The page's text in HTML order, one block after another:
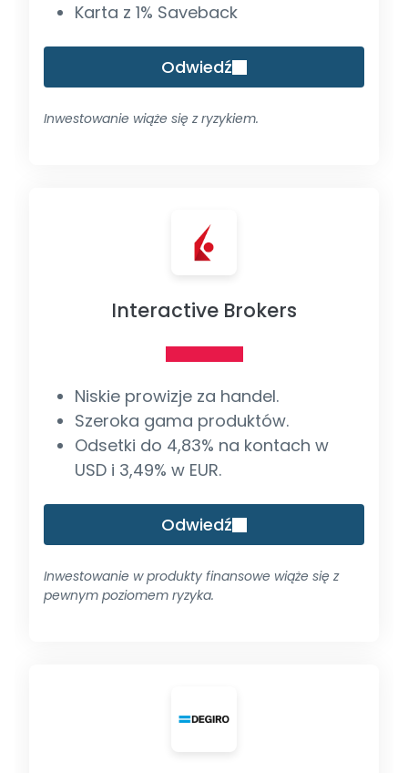
Karta z 1% Saveback
Odwiedź
Inwestowanie wiąże się z ryzykiem.
Interactive Brokers
Niskie prowizje za handel.
Szeroka gama produktów.
Odsetki do 4,83% na kontach w
USD i 3,49% w EUR.
Odwiedź
Inwestowanie w produkty finansowe wiąże się z
pewnym poziomem ryzyka.